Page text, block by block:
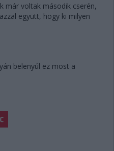
már voltak második cserén,
együtt, hogy ki milyen
belenyúl ez most a